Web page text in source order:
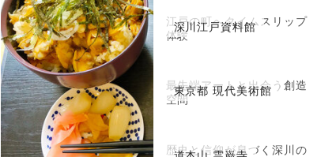
深川江戸資料館
江戸の町へタイムスリップ
体験
東京都 現代美術館
最先端アートと出会う創造
空間
歴史と信仰が息づく深川の